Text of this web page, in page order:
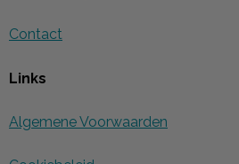
Contact
Links
Algemene Voorwaarden